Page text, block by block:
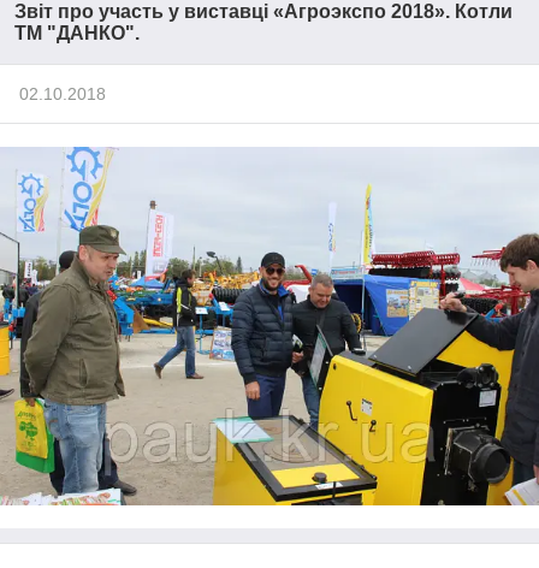
Звіт про участь у виставці «Агроэкспо 2018». Котли
ТМ "ДАНКО".
02.10.2018